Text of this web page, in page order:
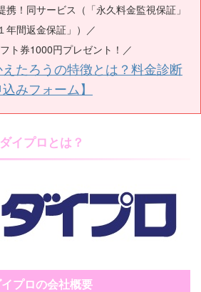
携！同サービス（「永久料金監視保証」
年間返金保証」）／
ト券1000円プレゼント！／
えたろうの特徴とは？料金診断
みフォーム】
ダイプロとは？
イプロの会社概要